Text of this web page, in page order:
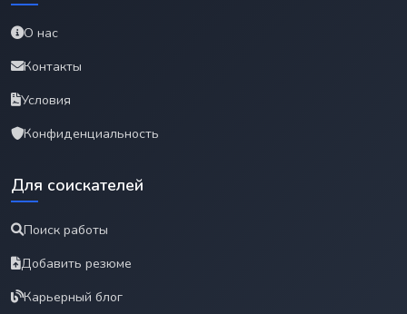
О нас
Контакты
Условия
Конфиденциальность
Для соискателей
Поиск работы
Добавить резюме
Карьерный блог